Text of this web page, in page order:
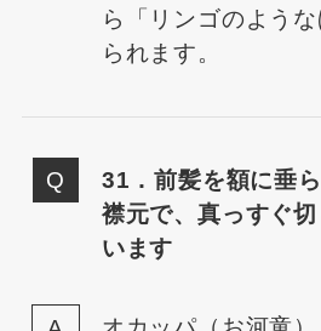
ら「リンゴのよう
られます。
31．前髪を額に垂
襟元で、真っすぐ
います